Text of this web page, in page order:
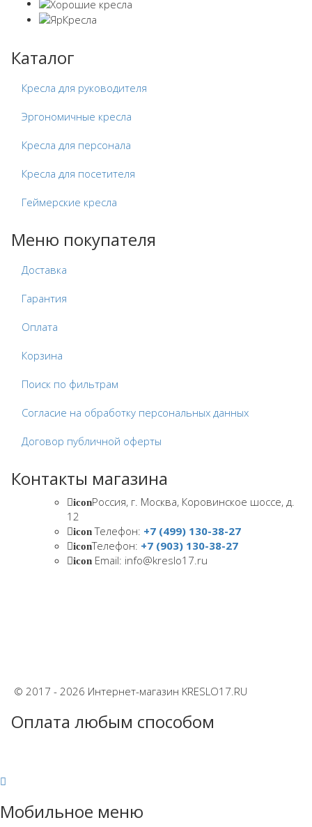
Каталог
Кресла для руководителя
Эргономичные кресла
Кресла для персонала
Кресла для посетителя
Геймерские кресла
Меню покупателя
Доставка
Гарантия
Оплата
Корзина
Поиск по фильтрам
Согласие на обработку персональных данных
Договор публичной оферты
Контакты магазина
iconРоссия, г. Москва, Коровинское шоссе, д.
12
iconТелефон: +7 (499) 130-38-27
iconТелефон: +7 (903) 130-38-27
icon Email: info@kreslo17.ru
© 2017 - 2026 Интернет-магазин KRESLO17.RU
Оплата любым способом
Мобильное меню